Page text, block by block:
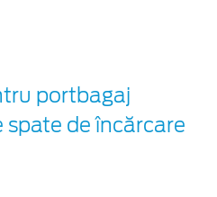
portbagaj
de încărcare